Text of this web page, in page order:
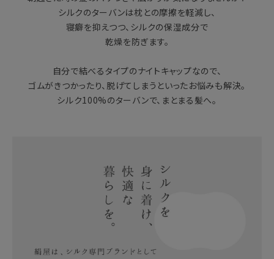
シルクのターバンは枕との摩擦を軽減し、
寝癖を抑えつつ、シルクの保湿成分で
乾燥を防ぎます。
自分で結べるタイプのナイトキャップなので、
ゴムがきつかったり、脱げてしまうといったお悩みも解決。
シルク100%のターバンで、まとまる髪へ。